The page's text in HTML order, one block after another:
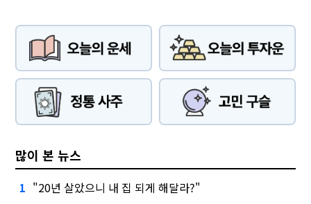
많이 본 뉴스
1 "20년 살았으니 내 집 되게 해달라?"